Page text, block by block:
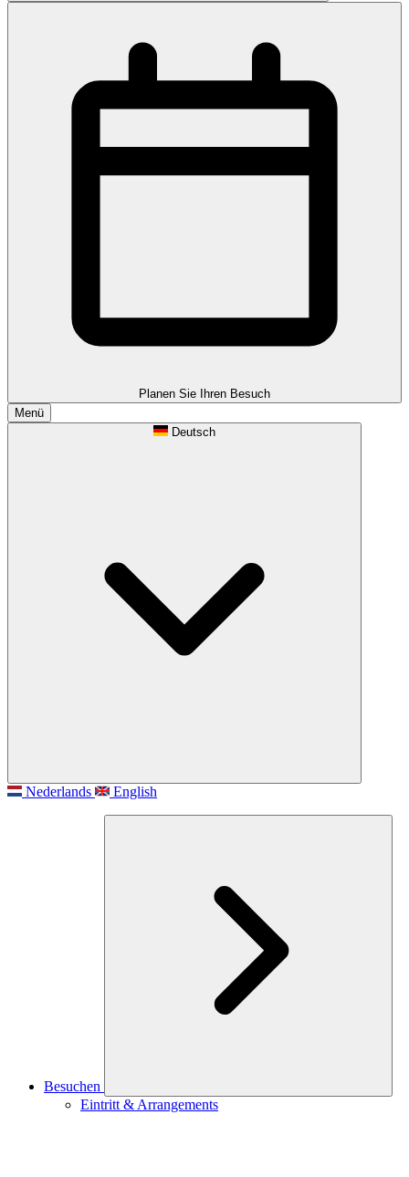
Planen Sie Ihren Besuch
Menü
Deutsch
Nederlands English
Besuchen
Eintritt & Arrangements